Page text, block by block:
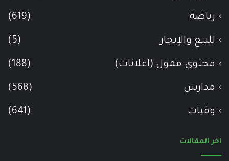
رياضة (619)
للبيع والإيجار (5)
محتوى ممول (اعلانات) (188)
مدارس (568)
وفيات (641)
اخر المقالات